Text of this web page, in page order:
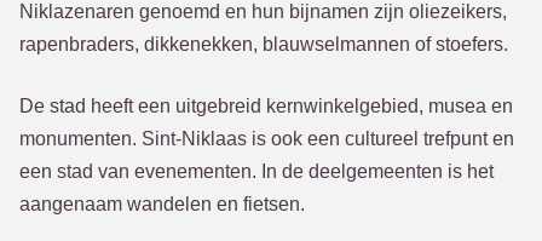
Niklazenaren genoemd en hun bijnamen zijn oliezeikers,
rapenbraders, dikkenekken, blauwselmannen of stoefers.
De stad heeft een uitgebreid kernwinkelgebied, musea en
monumenten. Sint-Niklaas is ook een cultureel trefpunt en
een stad van evenementen. In de deelgemeenten is het
aangenaam wandelen en fietsen.